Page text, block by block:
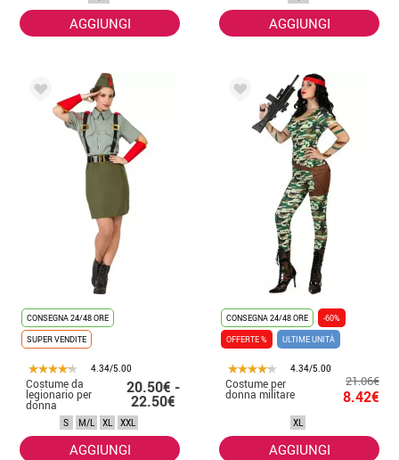
AGGIUNGI AGGIUNGI
CONSEGNA 24/48 ORE
SUPER VENDITE
4.34/5.00
Costume da
legionario per
donna
20.50€ -
22.50€
S M/L XL XXL
AGGIUNGI
CONSEGNA 24/48 ORE
-60%
OFFERTE %
ULTIME UNITÀ
4.34/5.00
Costume per
donna militare
21.06€
8.42€
XL
AGGIUNGI